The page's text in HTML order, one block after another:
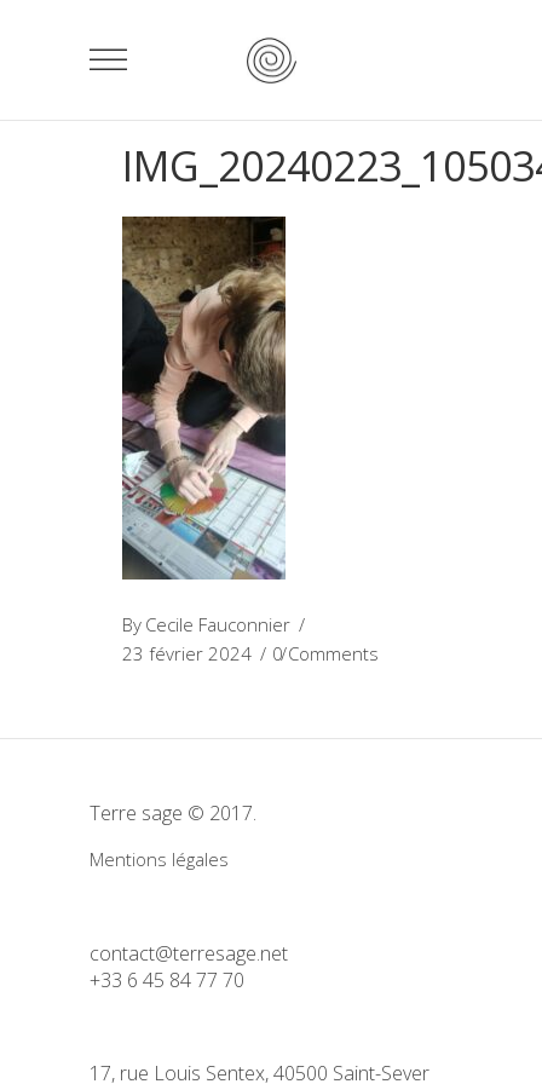
By Cecile Fauconnier
23 février 2024
0 Comments
Terre sage © 2017.
Mentions légales
contact@terresage.net
+33 6 45 84 77 70
17, rue Louis Sentex, 40500 Saint-Sever